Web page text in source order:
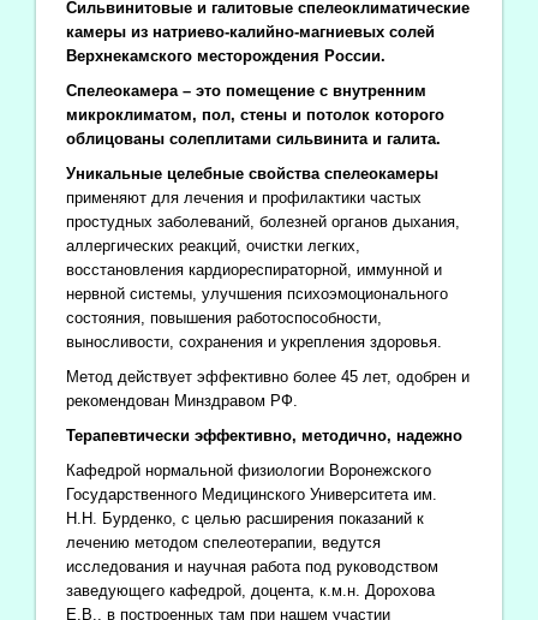
Сильвинитовые и галитовые спелеоклиматические
камеры из натриево-калийно-магниевых солей
Верхнекамского месторождения России.
Спелеокамера – это помещение с внутренним
микроклиматом, пол, стены и потолок которого
облицованы солеплитами сильвинита и галита.
Уникальные целебные свойства спелеокамеры
применяют для лечения и профилактики частых
простудных заболеваний, болезней органов дыхания,
аллергических реакций, очистки легких,
восстановления кардиореспираторной, иммунной и
нервной системы, улучшения психоэмоционального
состояния, повышения работоспособности,
выносливости, сохранения и укрепления здоровья.
Метод действует эффективно более 45 лет, одобрен и
рекомендован Минздравом РФ.
Терапевтически эффективно, методично, надежно
Кафедрой нормальной физиологии Воронежского
Государственного Медицинского Университета им.
Н.Н. Бурденко, с целью расширения показаний к
лечению методом спелеотерапии, ведутся
исследования и научная работа под руководством
заведующего кафедрой, доцента, к.м.н. Дорохова
Е.В., в построенных там при нашем участии